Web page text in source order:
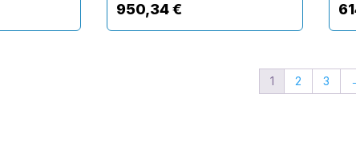
950,34€
1 2 3